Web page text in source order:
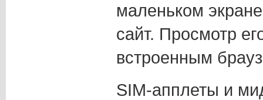
маленьком
сайт. Просмотр
встроенным
SIM-апплеты и